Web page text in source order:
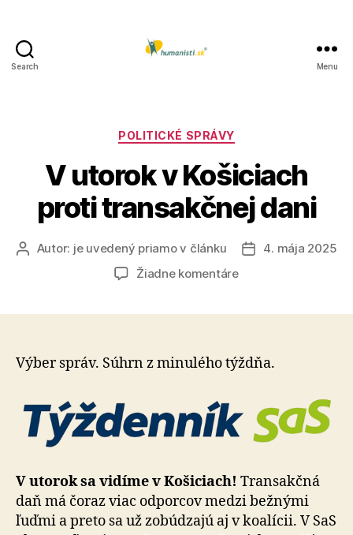
Search Menu
Kategórie
POLITICKÉ SPRÁVY
V utorok v Košiciach
proti transakčnej dani
AutorAutor: je uvedený priamo v článku
Dátum
4. mája 2025
Žiadne komentárena
proti
Výber správ. Súhrn z minulého týždňa.
V utorok sa vidíme v Košiciach! Transakčná
daň má čoraz viac odporcov medzi bežnými
ľuďmi a preto sa už zobúdzajú aj v koalícii. V SaS